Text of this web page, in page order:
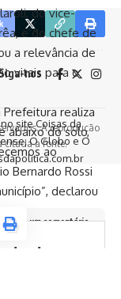
site Coisas da
O Globo e O
Deixe um comentário
do vice-
e do chefe de
a relevância de
vitais para o
realiza
abaixo do solo,
ao
Bernardo Rossi
declarou
nos
A reprodução
citada a fonte.